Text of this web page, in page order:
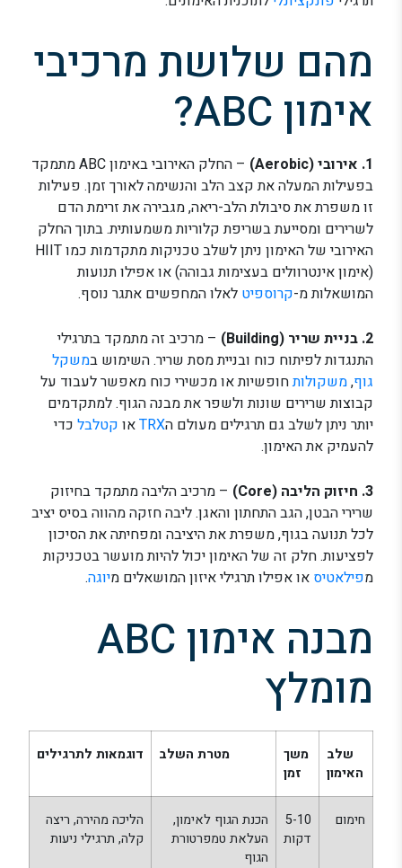
מהם שלושת מרכיבי
אימון ABC?
1. אירובי (Aerobic)
– החלק האירובי באימון ABC מתמקד
בפעילות המעלה את קצב הלב והנשימה לאורך זמן. פעילות
זו משפרת את סיבולת הלב-ריאה, מגבירה את זרימת הדם
לשרירים ומסייעת בשריפת קלוריות משמעותית. בתוך החלק
האירובי של האימון ניתן לשלב טכניקות מתקדמות כמו HIIT
(אימון אינטרוולים בעצימות גבוהה) או אפילו תנועות
המושאלות מ-קרוספיט לאלו המחפשים אתגר נוסף.
2. בניית שריר (Building)
– מרכיב זה מתמקד בתרגילי
התנגדות לפיתוח כוח ובניית מסת שריר. השימוש במשקל
גוף,משקולותחופשיות או מכשירי כוח מאפשר לעבוד על
קבוצות שרירים שונות ולשפר את מבנה הגוף. למתקדמים
יותר ניתן לשלב גם תרגילים מעולם הTRXאו קטלבל כדי
להעמיק את האימון.
3. חיזוק הליבה (Core)
– מרכיב הליבה מתמקד בחיזוק
שרירי הבטן, הגב התחתון והאגן. ליבה חזקה מהווה בסיס יציב
לכל תנועה בגוף, משפרת את היציבה ומפחיתה את הסיכון
לפציעות. חלק זה של האימון יכול להיות מועשר בטכניקות
מפילאטיס או אפילו תרגילי איזון המושאלים מיוגה.
מבנה אימון ABC
מומלץ
שלב
האימון
משך
זמן
מטרת השלב דוגמאות לתרגילים
חימום
5-10
דקות
הכנת הגוף לאימון,
העלאת טמפרטורת
הגוף
הליכה מהירה, ריצה
קלה, תרגילי ניעות